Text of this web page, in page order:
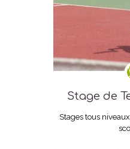
Stage de
Stages tous